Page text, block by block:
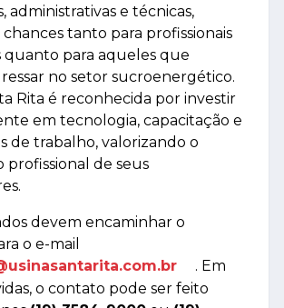
administrativas e técnicas,
tanto para profissionais
quanto para aqueles que
no setor sucroenergético.
Rita é reconhecida por investir
em tecnologia, capacitação e
de trabalho, valorizando o
profissional de seus
devem encaminhar o
o e-mail
. Em
o contato pode ser feito